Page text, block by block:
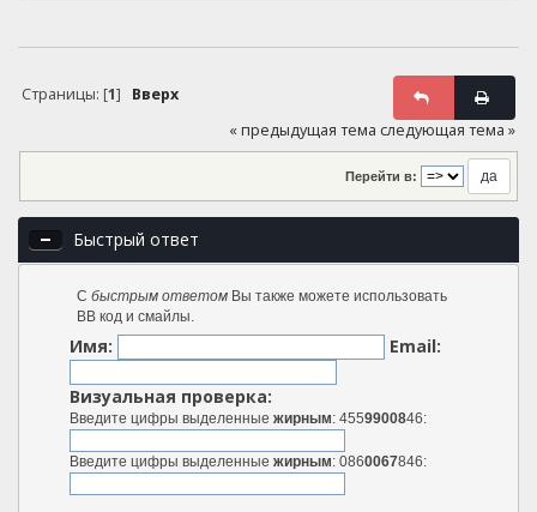
Страницы: [1] Вверх
« предыдущая тема следующая тема »
Перейти в:
Быстрый ответ
С быстрым ответомВы также можете использовать
BB код и смайлы.
Имя: Email:
Визуальная проверка:
Введите цифры выделенные жирным: 4559900846:
Введите цифры выделенные жирным: 0860067846: